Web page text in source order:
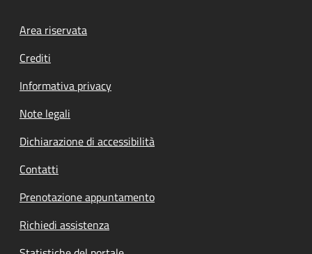
Footer menu
Area riservata
Crediti
Informativa privacy
Note legali
Dichiarazione di accessibilità
Contatti
Prenotazione appuntamento
Richiedi assistenza